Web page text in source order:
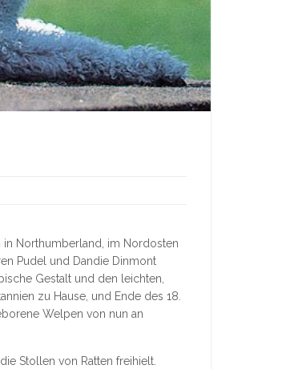
in Northumberland, im Nordosten
Pudel und Dandie Dinmont
Gestalt und den leichten,
zu Hause, und Ende des 18.
Welpen von nun an
Stollen von Ratten freihielt.